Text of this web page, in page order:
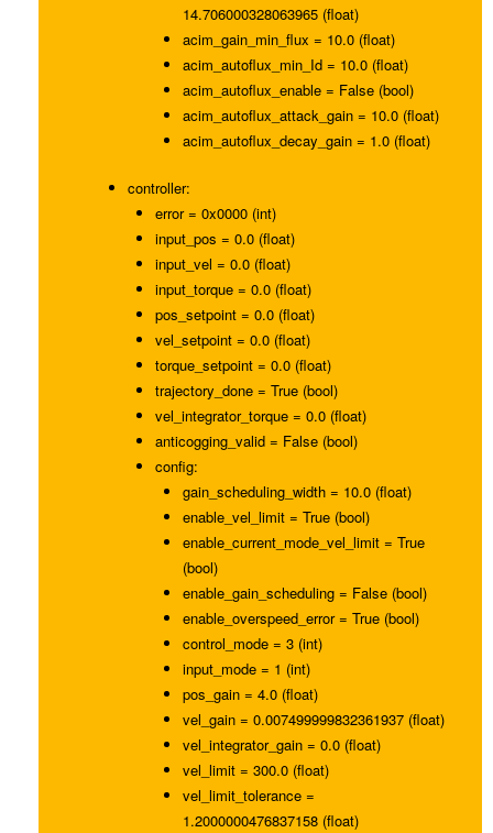
14.706000328063965 (float)
acim_gain_min_flux = 10.0 (float)
acim_autoflux_min_Id = 10.0 (float)
acim_autoflux_enable = False (bool)
acim_autoflux_attack_gain = 10.0 (float)
acim_autoflux_decay_gain = 1.0 (float)
controller:
error = 0x0000 (int)
input_pos = 0.0 (float)
input_vel = 0.0 (float)
input_torque = 0.0 (float)
pos_setpoint = 0.0 (float)
vel_setpoint = 0.0 (float)
torque_setpoint = 0.0 (float)
trajectory_done = True (bool)
vel_integrator_torque = 0.0 (float)
anticogging_valid = False (bool)
config:
gain_scheduling_width = 10.0 (float)
enable_vel_limit = True (bool)
enable_current_mode_vel_limit = True
(bool)
enable_gain_scheduling = False (bool)
enable_overspeed_error = True (bool)
control_mode = 3 (int)
input_mode = 1 (int)
pos_gain = 4.0 (float)
vel_gain = 0.007499999832361937 (float)
vel_integrator_gain = 0.0 (float)
vel_limit = 300.0 (float)
vel_limit_tolerance =
1.2000000476837158 (float)